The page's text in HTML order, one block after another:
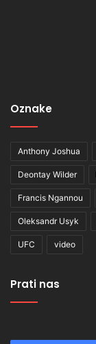
Oznake
Anthony Joshua
Deontay Wilder
Francis Ngannou
Oleksandr Usyk
UFC video
Prati nas